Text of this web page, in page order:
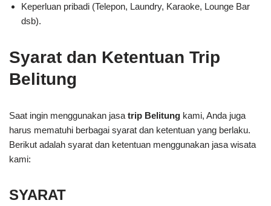
Keperluan pribadi (Telepon, Laundry, Karaoke, Lounge Bar
dsb).
Syarat dan Ketentuan Trip
Belitung
Saat ingin menggunakan jasa trip Belitung kami, Anda juga
harus mematuhi berbagai syarat dan ketentuan yang berlaku.
Berikut adalah syarat dan ketentuan menggunakan jasa wisata
kami:
SYARAT